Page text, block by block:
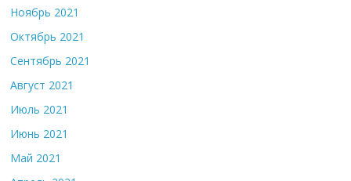
Ноябрь 2021
Октябрь 2021
Сентябрь 2021
Август 2021
Июль 2021
Июнь 2021
Май 2021